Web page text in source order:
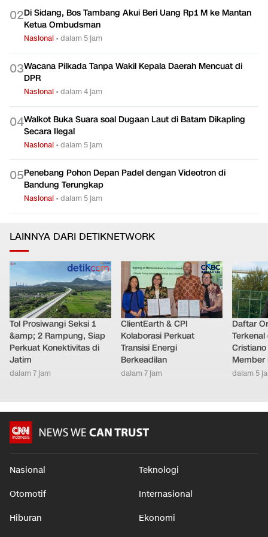
02Di Sidang, Bos Tambang Akui Beri Uang Rp1 M ke Mantan
Ketua Ombudsman
Nasional •dalam 5 jam
03Wacana Pilkada Tanpa Wakil Kepala Daerah Mencuat di
DPR
Nasional •dalam 4 jam
04Walkot Buka Suara soal Dugaan Laut di Batam Dikapling
Secara Ilegal
Nasional •dalam 5 jam
05Penebang Pohon Depan Padel dengan Videotron di
Bandung Terungkap
Nasional •dalam 5 jam
LAINNYA DARI DETIKNETWORK
Tol Prosiwangi Seksi 1
&amp; 2 Rampung, Siap
Perkuat Konektivitas di
Jatim
dalam 7 jam
ClientEarth & CPI
Kolaborasi Perkuat
Transisi Energi
Berkeadilan
dalam 7 jam
Daftar
Terkenal
Member
dalam 5
Nasional Teknologi
Otomotif Internasional
Hiburan Ekonomi